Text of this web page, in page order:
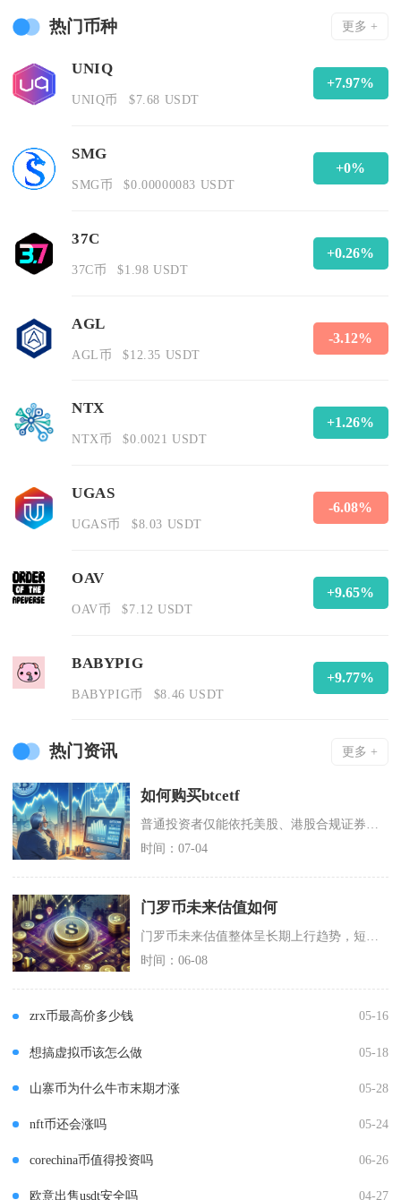
热门币种 更多 +
UNIQ
UNIQ币 $7.68 USDT
+7.97%
SMG
SMG币 $0.00000083 USDT
+0%
37C
37C币 $1.98 USDT
+0.26%
AGL
AGL币 $12.35 USDT
-3.12%
NTX
NTX币 $0.0021 USDT
+1.26%
UGAS
UGAS币 $8.03 USDT
-6.08%
OAV
OAV币 $7.12 USDT
+9.65%
BABYPIG
BABYPIG币 $8.46 USDT
+9.77%
热门资讯 更多 +
如何购买btcetf
时间：07-04
门罗币未来估值如何
时间：06-08
zrx币最高价多少钱 05-16
想搞虚拟币该怎么做 05-18
山寨币为什么牛市末期才涨 05-28
nft币还会涨吗 05-24
corechina币值得投资吗 06-26
欧意出售usdt安全吗 04-27